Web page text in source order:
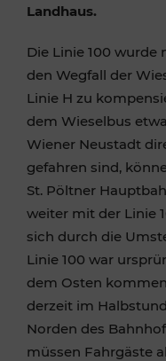
Landhaus.
Die Linie 100 wurde
den Wegfall der
Linie H zu
dem Wieselbus
Wiener Neustadt
gefahren sind,
St. Pöltner
weiter mit der Linie
sich durch die
Linie 100 war
dem Osten
derzeit im
Norden des
müssen Fahrgäste